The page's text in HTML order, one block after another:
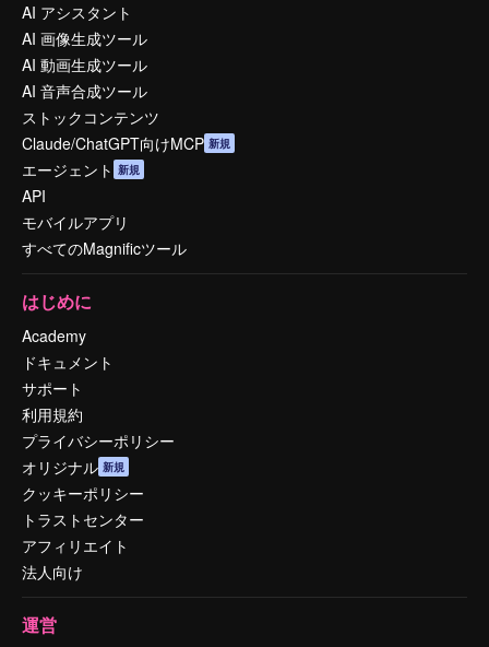
AI アシスタント
AI 画像生成ツール
AI 動画生成ツール
AI 音声合成ツール
ストックコンテンツ
Claude/ChatGPT向けMCP 新規
エージェント 新規
API
モバイルアプリ
すべてのMagnificツール
はじめに
Academy
ドキュメント
サポート
利用規約
プライバシーポリシー
オリジナル 新規
クッキーポリシー
トラストセンター
アフィリエイト
法人向け
運営